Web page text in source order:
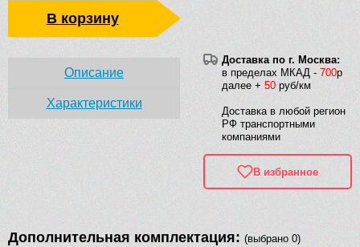
В корзину
Доставка по г. Москва:
в пределах МКАД - 700р
далее + 50 руб/км
Доставка в любой регион
РФ транспортными
компаниями
В избранное
Описание
Характеристики
Дополнительная комплектация: (выбрано 0)